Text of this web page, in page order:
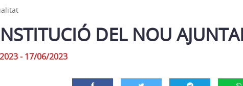
DEL NOU
- 17/06/2023